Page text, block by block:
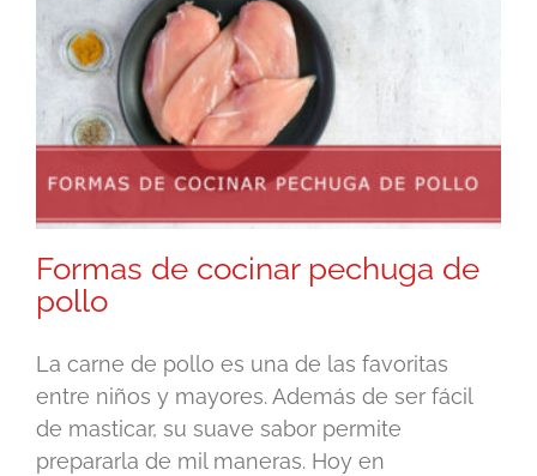
Formas de cocinar pechuga de
pollo
La carne de pollo es una de las favoritas
entre niños y mayores. Además de ser fácil
de masticar, su suave sabor permite
prepararla de mil maneras. Hoy en